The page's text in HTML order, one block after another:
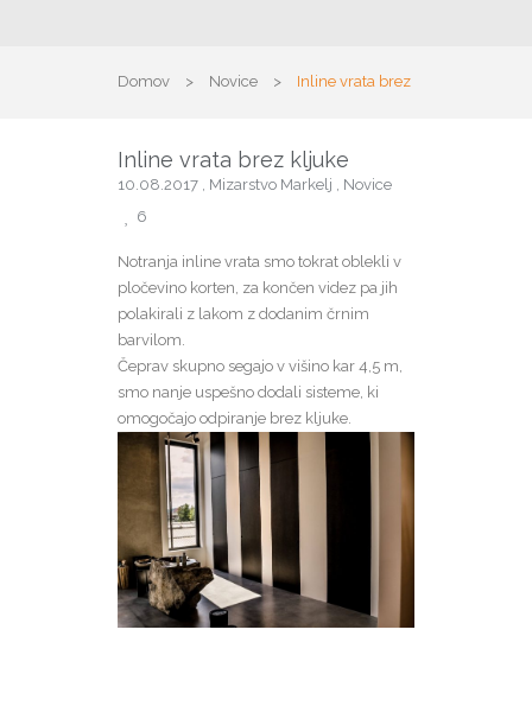
Domov > Novice > Inline vrata brez
kljuke
Inline vrata brez kljuke
10.08.2017 , Mizarstvo Markelj , Novice
6
Notranja inline vrata smo tokrat oblekli v
pločevino korten, za končen videz pa jih
polakirali z lakom z dodanim črnim
barvilom.
Čeprav skupno segajo v višino kar 4,5 m,
smo nanje uspešno dodali sisteme, ki
omogočajo odpiranje brez kljuke.